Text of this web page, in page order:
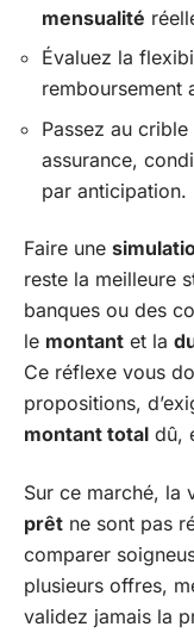
mensualité
Évaluez la
remboursement
Passez au
assurance,
par anticipation.
Faire une
reste la meilleure
banques ou des
le montant et la
Ce réflexe vous
propositions,
montant total dû,
Sur ce marché, la
prêt ne sont pas
comparer
plusieurs offres,
validez jamais la